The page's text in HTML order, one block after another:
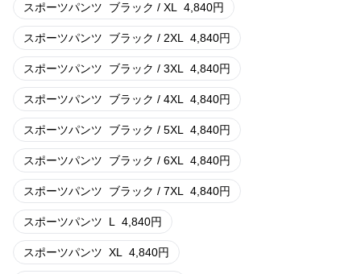
スポーツパンツ ブラック / XL 4,840円
スポーツパンツ ブラック / 2XL 4,840円
スポーツパンツ ブラック / 3XL 4,840円
スポーツパンツ ブラック / 4XL 4,840円
スポーツパンツ ブラック / 5XL 4,840円
スポーツパンツ ブラック / 6XL 4,840円
スポーツパンツ ブラック / 7XL 4,840円
スポーツパンツ L 4,840円
スポーツパンツ XL 4,840円